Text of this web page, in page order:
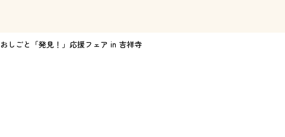
おしごと「発見！」応援フェア in 吉祥寺